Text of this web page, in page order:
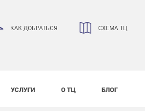
КАК ДОБРАТЬСЯ СХЕМА ТЦ
УСЛУГИ О ТЦ БЛОГ